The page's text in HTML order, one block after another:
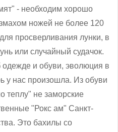
- необходим хорошо
ножей не более 120
просверливания лунки, в
или случайный судачок.
одежде и обуви, эволюция в
у нас произошла. Из обуви
теплу" не заморские
"Рокс ам" Санкт-
Это бахилы со